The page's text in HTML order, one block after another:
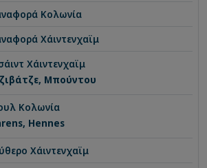
Κολωνία
Χάιντενχαϊμ
Χάιντενχαϊμ
Μπούντου
Κολωνία
Hennes
Χάιντενχαϊμ